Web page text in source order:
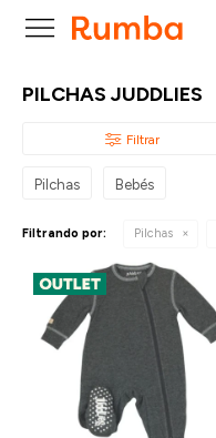

PILCHAS JUDDLIES
Pilchas Bebés
Filtrando por: Pilchas